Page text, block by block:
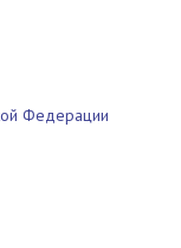
Федерации